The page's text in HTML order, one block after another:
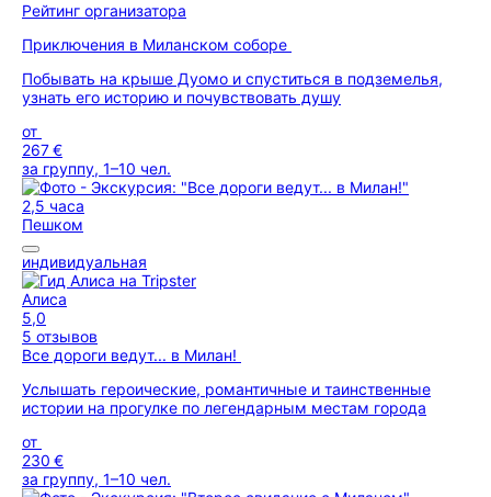
Рейтинг организатора
Приключения в Миланском соборе
Побывать на крыше Дуомо и спуститься в подземелья,
узнать его историю и почувствовать душу
от
267 €
за группу, 1–10 чел.
2,5 часа
Пешком
индивидуальная
Алиса
5,0
5 отзывов
Все дороги ведут... в Милан!
Услышать героические, романтичные и таинственные
истории на прогулке по легендарным местам города
от
230 €
за группу, 1–10 чел.